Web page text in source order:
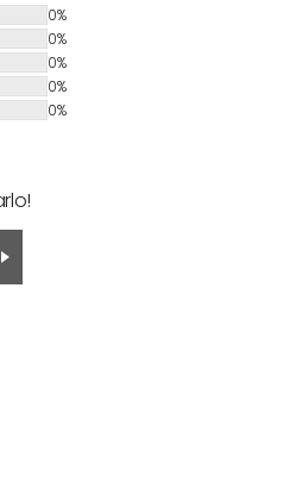
0%
0%
0%
0%
0%